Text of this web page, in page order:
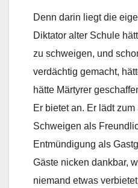
Denn darin liegt die
Diktator alter Schule
zu schweigen, und
verdächtig gemacht,
hätte Märtyrer
Er bietet an. Er lädt
Schweigen als
Entmündigung als
Gäste nicken dankbar,
niemand etwas